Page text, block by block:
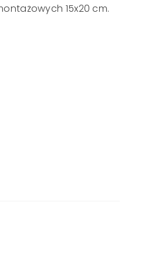
15x20 cm.